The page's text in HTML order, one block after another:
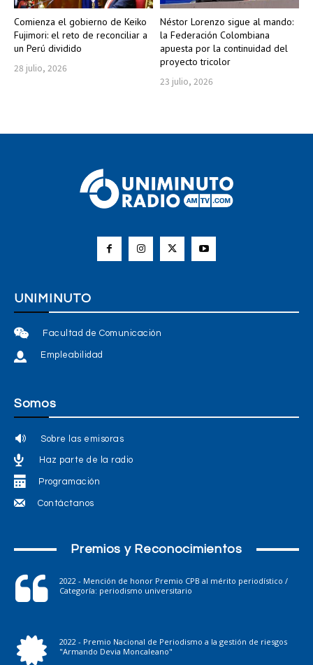
Comienza el gobierno de Keiko
Fujimori: el reto de reconciliar a
un Perú dividido
28 julio, 2026
Néstor Lorenzo sigue al mando:
la Federación Colombiana
apuesta por la continuidad del
proyecto tricolor
23 julio, 2026
UNIMINUTO
Facultad de Comunicación
Empleabilidad
Somos
Sobre las emisoras
Haz parte de la radio
Programación
Contáctanos
Premios y Reconocimientos
2022 - Mención de honor Premio CPB al mérito periodístico /
Categoría: periodismo universitario
2022 - Premio Nacional de Periodismo a la gestión de riesgos
"Armando Devia Moncaleano"